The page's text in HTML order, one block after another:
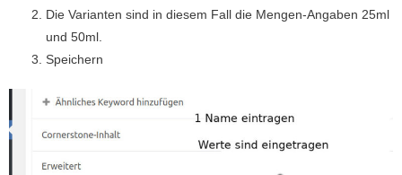
Die Varianten sind in diesem Fall die Mengen-Angaben 25ml
und 50ml.
Speichern